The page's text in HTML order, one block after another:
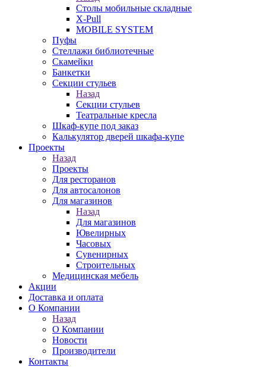
Столы мобильные складные
X-Pull
MOBILE SYSTEM
Пуфы
Стеллажи библиотечные
Скамейки
Банкетки
Секции стульев
Назад
Секции стульев
Театральные кресла
Шкаф-купе под заказ
Калькулятор дверей шкафа-купе
Проекты
Назад
Проекты
Для ресторанов
Для автосалонов
Для магазинов
Назад
Для магазинов
Ювелирных
Часовых
Сувенирных
Строительных
Медицинская мебель
Акции
Доставка и оплата
О Компании
Назад
О Компании
Новости
Производители
Контакты